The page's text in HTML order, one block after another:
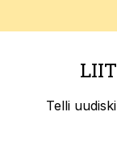
Telli